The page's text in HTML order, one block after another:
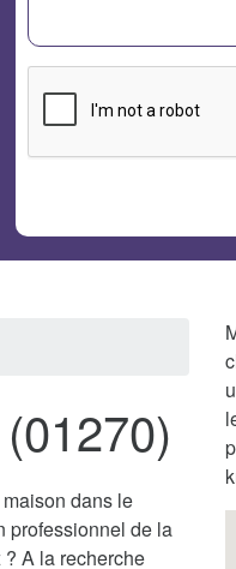
dans le
professionnel de la
A la recherche